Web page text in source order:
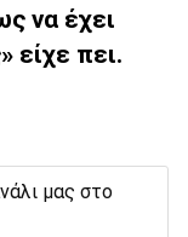
να έχει
είχε πει.
μας στο